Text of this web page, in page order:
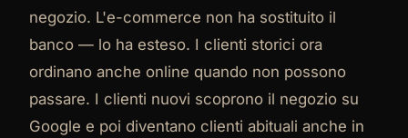
negozio. L'e-commerce non ha sostituito il
banco — lo ha esteso. I clienti storici ora
ordinano anche online quando non possono
passare. I clienti nuovi scoprono il negozio su
Google e poi diventano clienti abituali anche in